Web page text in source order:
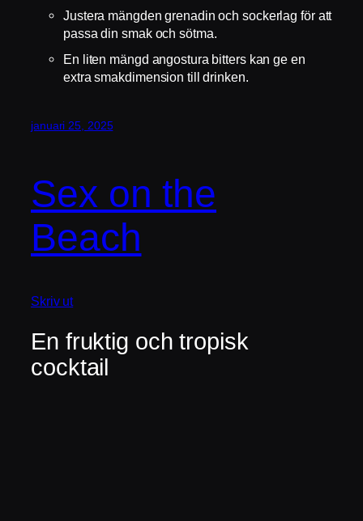
Justera mängden grenadin och sockerlag för att
passa din smak och sötma.
En liten mängd angostura bitters kan ge en
extra smakdimension till drinken.
januari 25, 2025
Sex on the
Beach
Skriv ut
En fruktig och tropisk
cocktail